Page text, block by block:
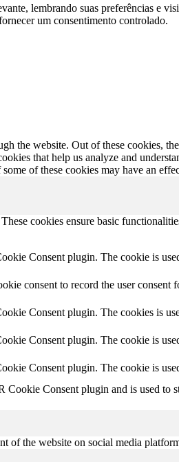
lembrando suas preferências e
um consentimento controlado.
the website. Out of these cookies,
that help us analyze and
of these cookies may have an
cookies ensure basic
Consent plugin. The cookie is
consent to record the user
Consent plugin. The cookies is
Consent plugin. The cookie is
Consent plugin. The cookie is
Cookie Consent plugin and is used to
the website on social media